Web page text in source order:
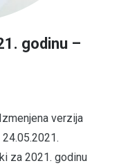
godinu –
verzija
za 2021. godinu